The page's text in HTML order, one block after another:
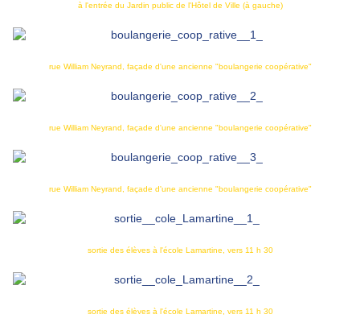
à l'entrée du Jardin public de l'Hôtel de Ville (à gauche)
rue William Neyrand, façade d'une ancienne "boulangerie coopérative"
rue William Neyrand, façade d'une ancienne "boulangerie coopérative"
rue William Neyrand, façade d'une ancienne "boulangerie coopérative"
sortie des élèves à l'école Lamartine, vers 11 h 30
sortie des élèves à l'école Lamartine, vers 11 h 30